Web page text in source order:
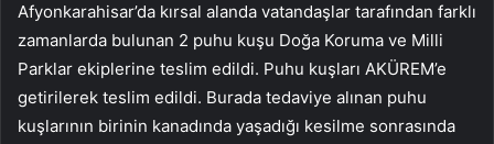
Afyonkarahisar’da kırsal alanda vatandaşlar tarafından farklı
zamanlarda bulunan 2 puhu kuşu Doğa Koruma ve Milli
Parklar ekiplerine teslim edildi. Puhu kuşları AKÜREM’e
getirilerek teslim edildi. Burada tedaviye alınan puhu
kuşlarının birinin kanadında yaşadığı kesilme sonrasında